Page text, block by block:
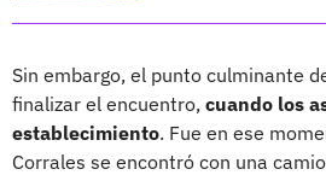
Sin embargo, el punto culminante
finalizar el encuentro, cuando los
establecimiento. Fue en ese
Corrales se encontró con una